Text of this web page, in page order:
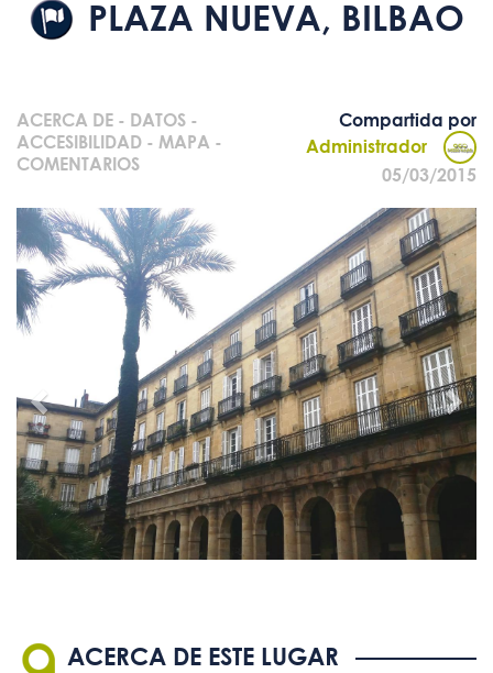
PLAZA NUEVA, BILBAO
ACERCA DE - DATOS -
ACCESIBILIDAD - MAPA -
COMENTARIOS
Compartida por
Administrador
05/03/2015
ACERCA DE ESTE LUGAR